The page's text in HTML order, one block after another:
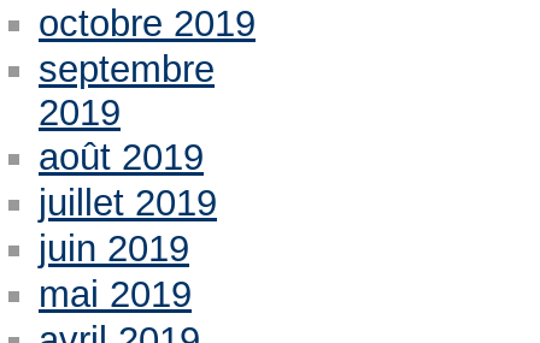
octobre 2019
septembre
2019
août 2019
juillet 2019
juin 2019
mai 2019